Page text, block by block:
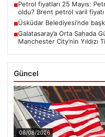
■Petrol fiyatları 25 Mayıs:
oldu? Brent petrol varil
■Üsküdar Belediyesi’nde
■Galatasaray’a Orta Sahada
Manchester City’nin Yıldızı
Güncel
08/08/2026